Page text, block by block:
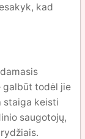
kad
todėl jie
staiga keisti
saugotojų,